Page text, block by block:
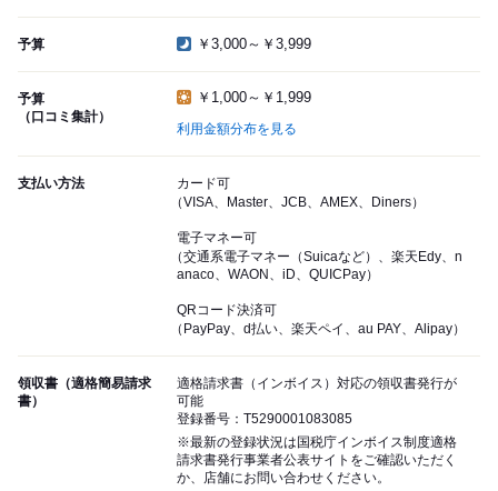
予算 ￥3,000～￥3,999
予算
（口コミ集計）
￥1,000～￥1,999
利用金額分布を見る
支払い方法
カード可
（VISA、Master、JCB、AMEX、Diners）
電子マネー可
（交通系電子マネー（Suicaなど）、楽天Edy、n
anaco、WAON、iD、QUICPay）
QRコード決済可
（PayPay、d払い、楽天ペイ、au PAY、Alipay）
領収書（適格簡易請求
書）
適格請求書（インボイス）対応の領収書発行が
可能
登録番号：T5290001083085
※最新の登録状況は国税庁インボイス制度適格
請求書発行事業者公表サイトをご確認いただく
か、店舗にお問い合わせください。